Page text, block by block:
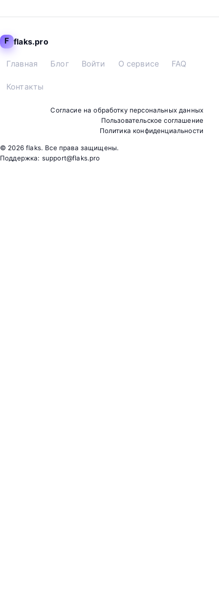
F flaks.pro
Главная Блог Войти О сервисе FAQ
Контакты
Согласие на обработку персональных данных
Пользовательское соглашение
Политика конфиденциальности
© 2026flaks. Все права защищены.
Поддержка: support@flaks.pro